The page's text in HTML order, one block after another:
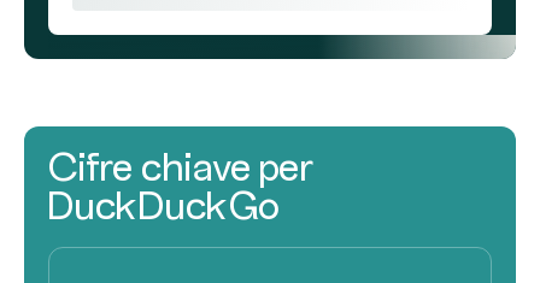
Cifre chiave per
DuckDuckGo